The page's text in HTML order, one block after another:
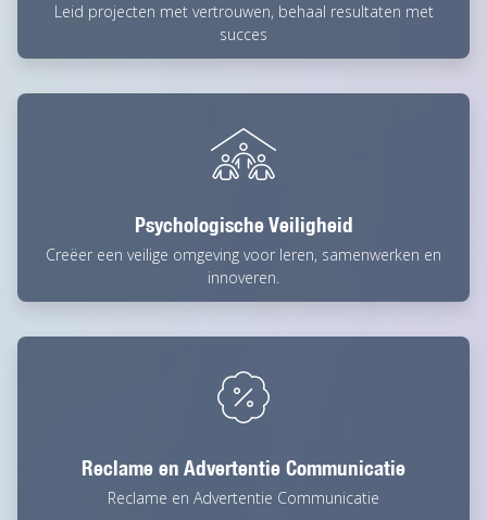
Leid projecten met vertrouwen, behaal resultaten met
succes
Psychologische Veiligheid
Creëer een veilige omgeving voor leren, samenwerken en
innoveren.
Reclame en Advertentie Communicatie
Reclame en Advertentie Communicatie